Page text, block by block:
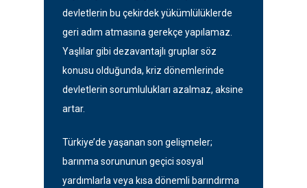
devletlerin bu çekirdek yükümlülüklerde
geri adım atmasına gerekçe yapılamaz.
Yaşlılar gibi dezavantajlı gruplar söz
konusu olduğunda, kriz dönemlerinde
devletlerin sorumlulukları azalmaz, aksine
artar.
Türkiye’de yaşanan son gelişmeler;
barınma sorununun geçici sosyal
yardımlarla veya kısa dönemli barındırma